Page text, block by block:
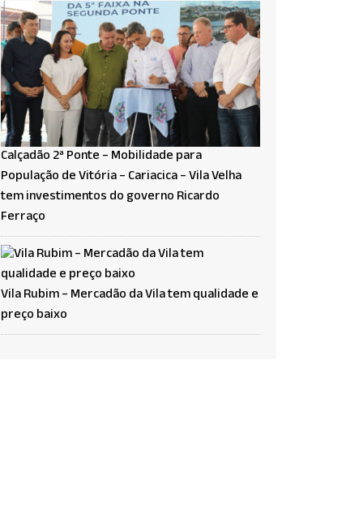
Calçadão 2ª Ponte – Mobilidade para
População de Vitória – Cariacica – Vila Velha
tem investimentos do governo Ricardo
Ferraço
Vila Rubim – Mercadão da Vila tem qualidade e
preço baixo